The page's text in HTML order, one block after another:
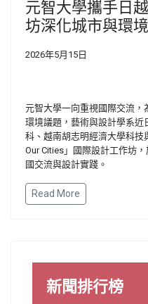
元智大學攜手日
坊深化城市與環
2026年5月15日
元智大學一向重視國際交流
環境議題，藝術與設計學系
科、越南胡志明經濟大學科技
Our Cities」國際設計工作坊
國交流與設計實踐。
Read More
新聞排行榜